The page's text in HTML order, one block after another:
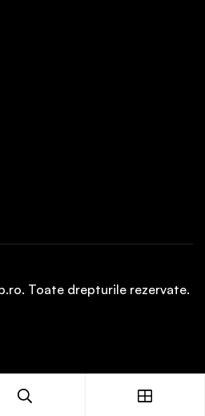
Toate drepturile rezervate.